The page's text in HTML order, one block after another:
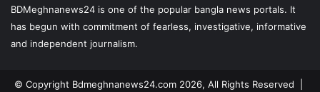
BDMeghnanews24 is one of the popular bangla news portals. It
has begun with commitment of fearless, investigative, informative
and independent journalism.
© Copyright Bdmeghnanews24.com 2026, All Rights Reserved |